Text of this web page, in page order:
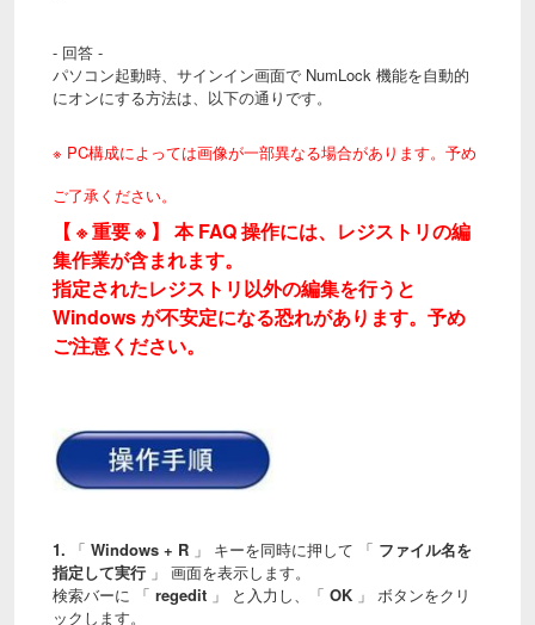
- 回答 -
パソコン起動時、サインイン画面で NumLock 機能を自動的
にオンにする方法は、以下の通りです。
※ PC構成によっては画像が一部異なる場合があります。予め
ご了承ください。
【 ※ 重要 ※ 】 本 FAQ 操作には、レジストリの編
集作業が含まれます。
指定されたレジストリ以外の編集を行うと
Windows が不安定になる恐れがあります。予め
ご注意ください。
1. 「 Windows + R 」 キーを同時に押して 「 ファイル名を
指定して実行 」 画面を表示します。
検索バーに 「 regedit 」 と入力し、「 OK 」 ボタンをクリ
ックします。